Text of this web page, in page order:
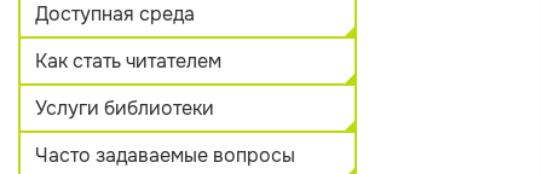
Доступная среда
Как стать читателем
Услуги библиотеки
Часто задаваемые вопросы